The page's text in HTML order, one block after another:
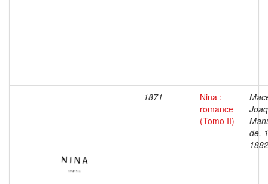
1871
Nina :
romance
(Tomo II)
de,
1882